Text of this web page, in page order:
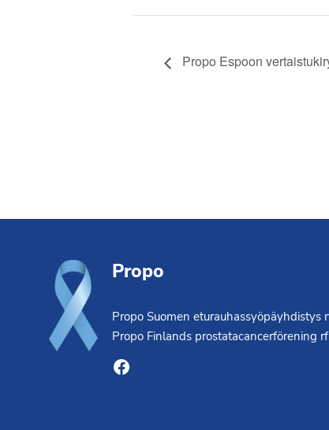
Propo Espoon
Propo
Propo Suomen eturauhassyöpäyhdistys
Propo Finlands prostatacancerförening rf
Facebook